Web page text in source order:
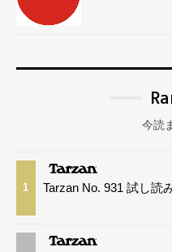
今読
1 Tarzan No. 931 試し読